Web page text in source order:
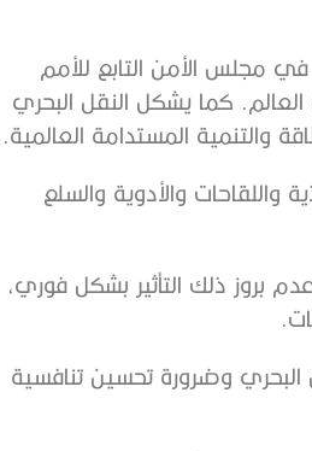
مجلس الأمن التابع للأمم
كما يشكل النقل البحري
والتنمية المستدامة العالمية.
والأدوية والسلع
بروز ذلك التأثير بشكل فوري،
البحري وضرورة تحسين تنافسية